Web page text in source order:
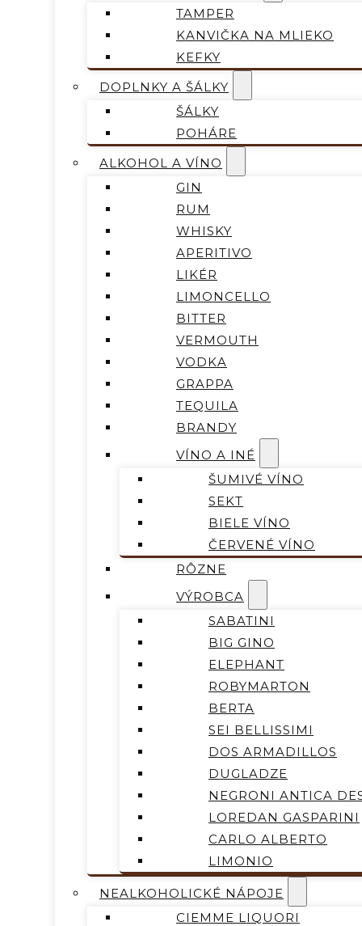
TAMPER
KANVIČKA NA MLIEKO
KEFKY
DOPLNKY A ŠÁLKY
ŠÁLKY
POHÁRE
ALKOHOL A VÍNO
GIN
RUM
WHISKY
APERITIVO
LIKÉR
LIMONCELLO
BITTER
VERMOUTH
VODKA
GRAPPA
TEQUILA
BRANDY
VÍNO A INÉ
ŠUMIVÉ VÍNO
SEKT
BIELE VÍNO
ČERVENÉ VÍNO
RÔZNE
VÝROBCA
SABATINI
BIG GINO
ELEPHANT
ROBYMARTON
BERTA
SEI BELLISSIMI
DOS ARMADILLOS
DUGLADZE
NEGRONI ANTICA
LOREDAN GASPARINI
CARLO ALBERTO
LIMONIO
NEALKOHOLICKÉ NÁPOJE
CIEMME LIQUORI